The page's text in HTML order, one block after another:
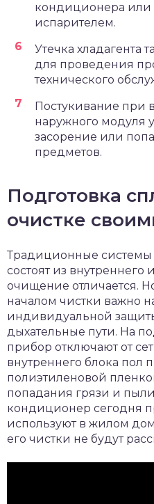
кондиционера или
испарителем.
Утечка хладагента
для проведения
технического
Постукивание при
наружного модуля
засорение или
предметов.
Подготовка
очистке
Традиционные
состоят из
очищение отличается.
началом чистки важно
индивидуальной
дыхательные пути. На
прибор отключают от
внутреннего блока пол
полиэтиленовой
попадания грязи и
кондиционер сегодня
используют в жилом
его чистки не будут